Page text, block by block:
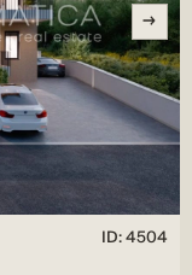
ID: 4504